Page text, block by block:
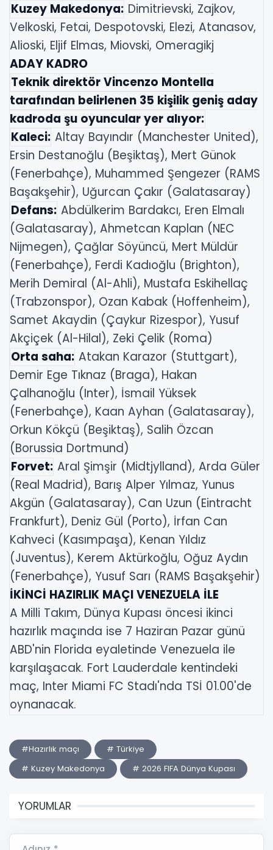
Kuzey Makedonya: Dimitrievski, Zajkov,
Velkoski, Fetai, Despotovski, Elezi, Atanasov,
Alioski, Eljif Elmas, Miovski, Omeragikj
ADAY KADRO
Teknik direktör Vincenzo Montella
tarafından belirlenen 35 kişilik geniş aday
kadroda şu oyuncular yer alıyor:
Kaleci: Altay Bayındır (Manchester United),
Ersin Destanoğlu (Beşiktaş), Mert Günok
(Fenerbahçe), Muhammed Şengezer (RAMS
Başakşehir), Uğurcan Çakır (Galatasaray)
Defans: Abdülkerim Bardakcı, Eren Elmalı
(Galatasaray), Ahmetcan Kaplan (NEC
Nijmegen), Çağlar Söyüncü, Mert Müldür
(Fenerbahçe), Ferdi Kadıoğlu (Brighton),
Merih Demiral (Al-Ahli), Mustafa Eskihellaç
(Trabzonspor), Ozan Kabak (Hoffenheim),
Samet Akaydin (Çaykur Rizespor), Yusuf
Akçiçek (Al-Hilal), Zeki Çelik (Roma)
Orta saha: Atakan Karazor (Stuttgart),
Demir Ege Tıknaz (Braga), Hakan
Çalhanoğlu (Inter), İsmail Yüksek
(Fenerbahçe), Kaan Ayhan (Galatasaray),
Orkun Kökçü (Beşiktaş), Salih Özcan
(Borussia Dortmund)
Forvet: Aral Şimşir (Midtjylland), Arda Güler
(Real Madrid), Barış Alper Yılmaz, Yunus
Akgün (Galatasaray), Can Uzun (Eintracht
Frankfurt), Deniz Gül (Porto), İrfan Can
Kahveci (Kasımpaşa), Kenan Yıldız
(Juventus), Kerem Aktürkoğlu, Oğuz Aydın
(Fenerbahçe), Yusuf Sarı (RAMS Başakşehir)
İKİNCİ HAZIRLIK MAÇI VENEZUELA İLE
A Milli Takım, Dünya Kupası öncesi ikinci
hazırlık maçında ise 7 Haziran Pazar günü
ABD'nin Florida eyaletinde Venezuela ile
karşılaşacak. Fort Lauderdale kentindeki
maç, Inter Miami FC Stadı'nda TSİ 01.00'de
oynanacak.
#Hazırlık maçı
# Türkiye
# Kuzey Makedonya
# 2026 FIFA Dünya Kupası
YORUMLAR